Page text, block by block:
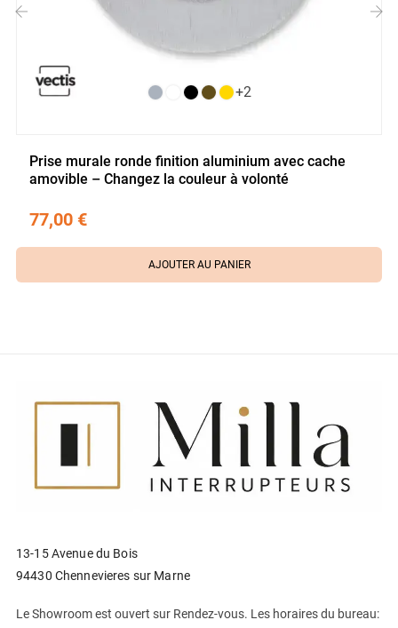
+2
Prise murale ronde finition aluminium avec cache
amovible – Changez la couleur à volonté
77,00 €
AJOUTER AU PANIER
13-15 Avenue du Bois
94430 Chennevieres sur Marne
Le Showroom est ouvert sur Rendez-vous. Les horaires du bureau: